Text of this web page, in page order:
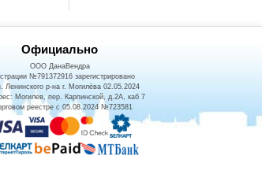
Официально
ООО ДанаВендра
№791372916 зарегистрировано
Ленинского р-на г. Могилёва 02.05.2024
Могилев, пер. Карпинской, д.2А, каб 7
реестре с 05.08.2024 №723581